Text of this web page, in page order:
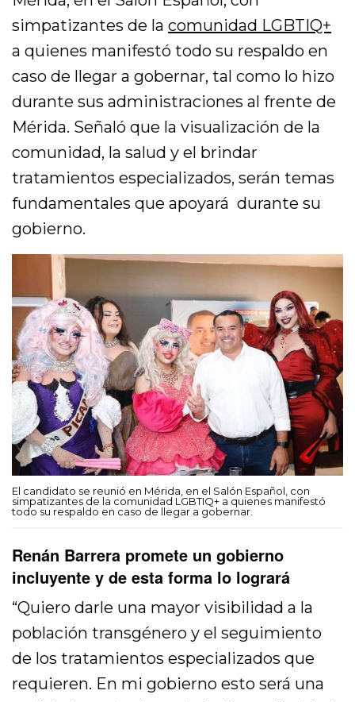
simpatizantes de lacomunidad LGBTIQ+
a quienes manifestó todo su respaldo en
caso de llegar a gobernar, tal como lo hizo
durante sus administraciones al frente de
Mérida. Señaló que la visualización de la
comunidad, la salud y el brindar
tratamientos especializados, serán temas
fundamentales que apoyará durante su
gobierno.
El candidato se reunió en Mérida, en el Salón Español, con
simpatizantes de la comunidad LGBTIQ+ a quienes manifestó
todo su respaldo en caso de llegar a gobernar.
Renán Barrera promete un gobierno
incluyente y de esta forma lo logrará
“Quiero darle una mayor visibilidad a la
población transgénero y el seguimiento
de los tratamientos especializados que
requieren. En mi gobierno esto será una